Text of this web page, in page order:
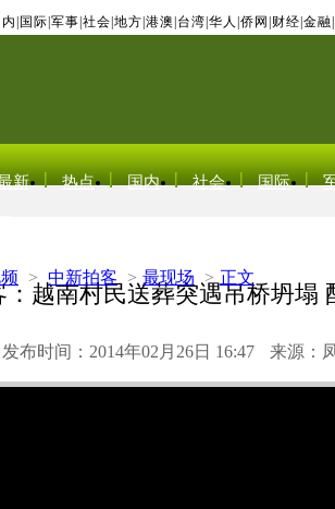
国际 军事 社会 地方 港澳 台湾 华人 侨网 财经 金融
新 热点 国内 社会 国际
> 中新拍客 > 最现场 > 正文
：越南村民送葬突遇吊桥坍塌
发布时间：2014年02月26日 16:47 来源：